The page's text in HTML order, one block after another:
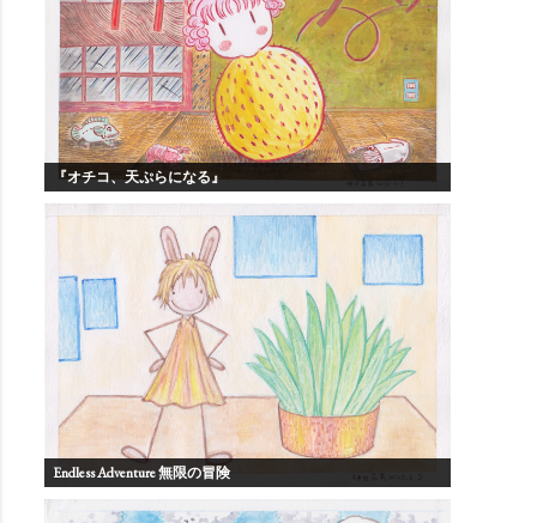
『オチコ、天ぷらになる』
Endless Adventure 無限の冒険